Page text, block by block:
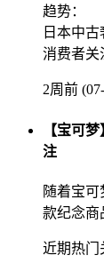
趋势：
日本中
消费者关
2周前
【宝可
注
随着宝
款纪念商
近期热门